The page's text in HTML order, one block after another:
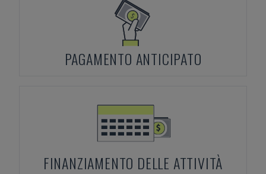
PAGAMENTO ANTICIPATO
FINANZIAMENTO DELLE ATTIVITÀ